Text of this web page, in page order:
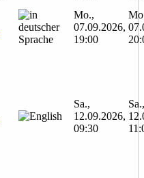
Mo.,
07.09.2026,
19:00
Sa.,
12.09.2026,
09:30
Sa.,